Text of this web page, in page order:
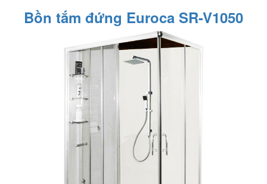
Bồn tắm đứng Euroca SR-V1050